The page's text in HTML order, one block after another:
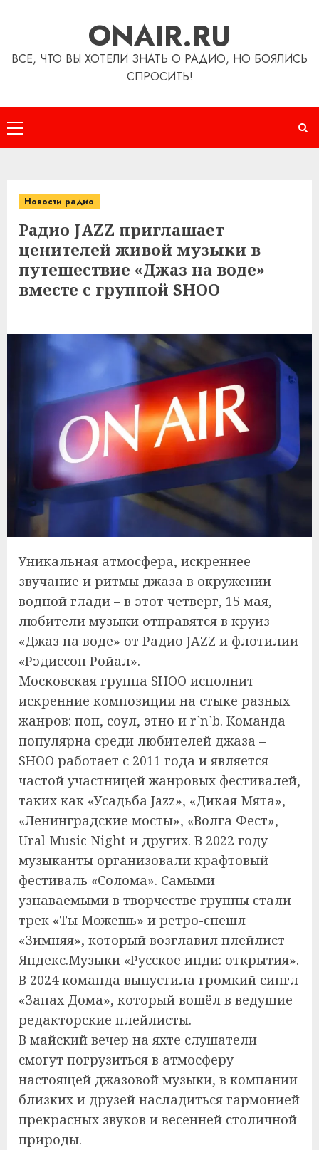
ONAIR.RU
ВСЕ, ЧТО ВЫ ХОТЕЛИ ЗНАТЬ О РАДИО, НО БОЯЛИСЬ
СПРОСИТЬ!
Основное
меню
Новости радио
Радио JAZZ приглашает
ценителей живой музыки в
путешествие «Джаз на воде»
вместе с группой SHOO
Уникальная атмосфера, искреннее
звучание и ритмы джаза в окружении
водной глади – в этот четверг, 15 мая,
любители музыки отправятся в круиз
«Джаз на воде» от Радио JAZZ и флотилии
«Рэдиссон Ройал».
Московская группа SHOO исполнит
искренние композиции на стыке разных
жанров: поп, соул, этно и r`n`b. Команда
популярна среди любителей джаза –
SHOO работает с 2011 года и является
частой участницей жанровых фестивалей,
таких как «Усадьба Jazz», «Дикая Мята»,
«Ленинградские мосты», «Волга Фест»,
Ural Music Night и других. В 2022 году
музыканты организовали крафтовый
фестиваль «Солома». Самыми
узнаваемыми в творчестве группы стали
трек «Ты Можешь» и ретро-спешл
«Зимняя», который возглавил плейлист
Яндекс.Музыки «Русское инди: открытия».
В 2024 команда выпустила громкий сингл
«Запах Дома», который вошёл в ведущие
редакторские плейлисты.
В майский вечер на яхте слушатели
смогут погрузиться в атмосферу
настоящей джазовой музыки, в компании
близких и друзей насладиться гармонией
прекрасных звуков и весенней столичной
природы.